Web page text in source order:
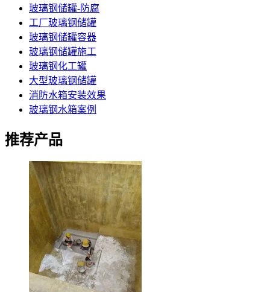
玻璃钢储罐-防腐
工厂玻璃钢储罐
玻璃钢储罐容器
玻璃钢储罐施工
玻璃钢化工罐
大型玻璃钢储罐
消防水箱安装效果
玻璃钢水箱案例
推荐产品